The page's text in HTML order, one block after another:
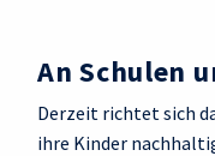
An Schulen
Derzeit richtet sich
ihre Kinder